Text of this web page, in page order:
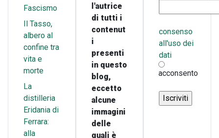
Fascismo
Il Tasso,
albero al
confine tra
vita e
morte
La
distilleria
Eridania di
Ferrara:
alla
l'autrice
di tutti i
contenut
i
presenti
in questo
blog,
eccetto
alcune
immagini
delle
quali è
consenso
all'uso dei
dati
acconsento